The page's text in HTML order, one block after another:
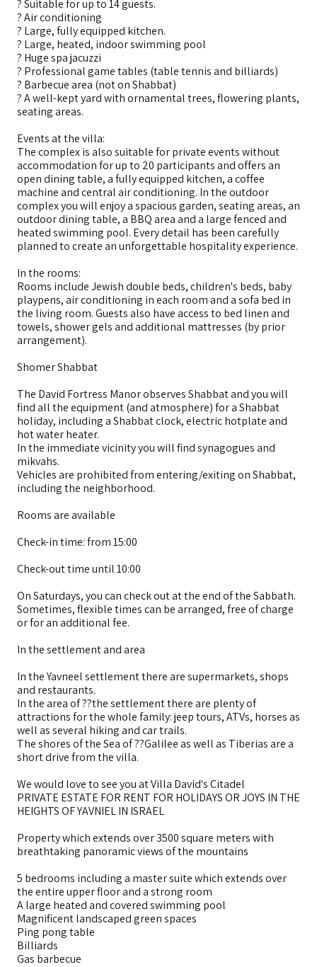
? Suitable for up to 14 guests.
? Air conditioning
? Large, fully equipped kitchen.
? Large, heated, indoor swimming pool
? Huge spa jacuzzi
? Professional game tables (table tennis and billiards)
? Barbecue area (not on Shabbat)
? A well-kept yard with ornamental trees, flowering plants,
seating areas.
Events at the villa:
The complex is also suitable for private events without
accommodation for up to 20 participants and offers an
open dining table, a fully equipped kitchen, a coffee
machine and central air conditioning. In the outdoor
complex you will enjoy a spacious garden, seating areas, an
outdoor dining table, a BBQ area and a large fenced and
heated swimming pool. Every detail has been carefully
planned to create an unforgettable hospitality experience.
In the rooms:
Rooms include Jewish double beds, children's beds, baby
playpens, air conditioning in each room and a sofa bed in
the living room. Guests also have access to bed linen and
towels, shower gels and additional mattresses (by prior
arrangement).
Shomer Shabbat
The David Fortress Manor observes Shabbat and you will
find all the equipment (and atmosphere) for a Shabbat
holiday, including a Shabbat clock, electric hotplate and
hot water heater.
In the immediate vicinity you will find synagogues and
mikvahs.
Vehicles are prohibited from entering/exiting on Shabbat,
including the neighborhood.
Rooms are available
Check-in time: from 15:00
Check-out time until 10:00
On Saturdays, you can check out at the end of the Sabbath.
Sometimes, flexible times can be arranged, free of charge
or for an additional fee.
In the settlement and area
In the Yavneel settlement there are supermarkets, shops
and restaurants.
In the area of ??the settlement there are plenty of
attractions for the whole family: jeep tours, ATVs, horses as
well as several hiking and car trails.
The shores of the Sea of ??Galilee as well as Tiberias are a
short drive from the villa.
We would love to see you at Villa David's Citadel
PRIVATE ESTATE FOR RENT FOR HOLIDAYS OR JOYS IN THE
HEIGHTS OF YAVNIEL IN ISRAEL
Property which extends over 3500 square meters with
breathtaking panoramic views of the mountains
5 bedrooms including a master suite which extends over
the entire upper floor and a strong room
A large heated and covered swimming pool
Magnificent landscaped green spaces
Ping pong table
Billiards
Gas barbecue